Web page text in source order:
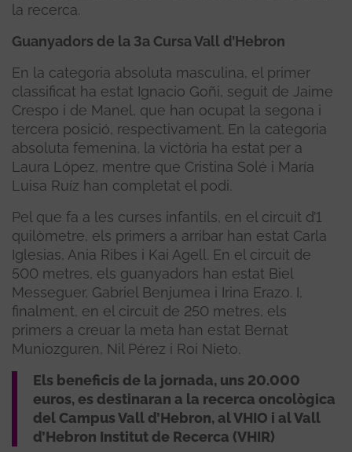
la recerca.
Guanyadors de la 3a Cursa Vall d’Hebron
En la categoria absoluta masculina, el primer
classificat ha estat Ignacio Goñi, seguit de Jaime
Crespo i de Manel, que han ocupat la segona i
tercera posició, respectivament. En la categoria
absoluta femenina, la victòria ha estat per a
Laura López, mentre que Cristina Solé i María
Luisa Ruíz han completat el podi.
Pel que fa a les curses infantils, en el circuit d’1
quilòmetre, els primers a arribar han estat Carla
Iglesias, Ania Ribes i Kai Agell. En el circuit de
500 metres, els guanyadors han estat Biel
Messeguer, Gabriel Benjumea i Irina Erazo. I,
finalment, en el circuit de 250 metres, els
primers a creuar la meta han estat Bernat
Muniozguren, Nil Pérez i Roi Nieto.
Els beneficis de la jornada, uns 20.000
euros, es destinaran a la recerca oncològica
del Campus Vall d’Hebron, al VHIO i al Vall
d’Hebron Institut de Recerca (VHIR)